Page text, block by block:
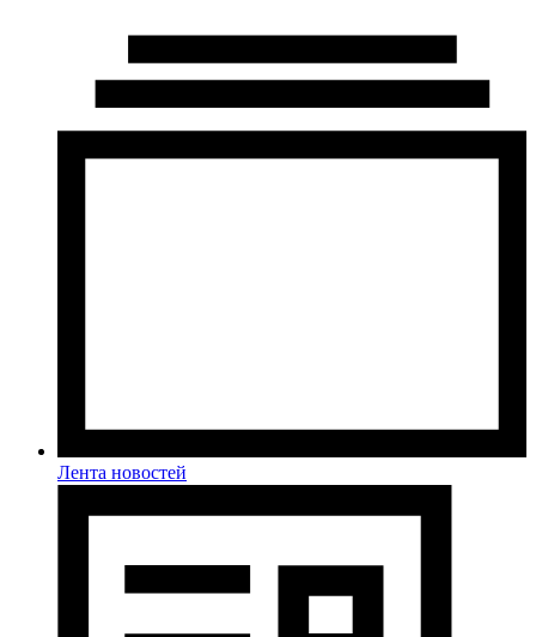
Лента новостей